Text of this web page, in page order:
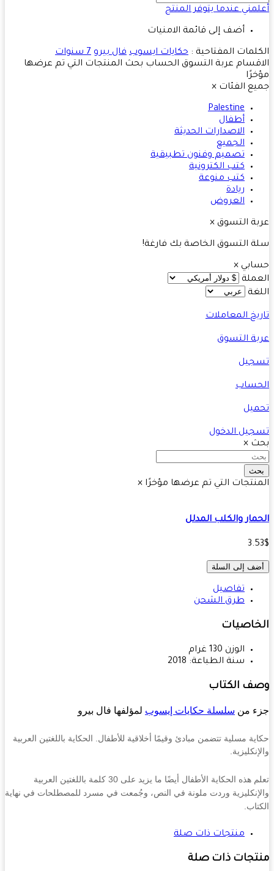
عندما يتوفر المنتج
أضف إلى قائمة الامنيات
المفتاحية :حكايات ايسوب فال بيرو 7 سنوات
عربة التسوق الحساب بحث المنتجات التي تم عرضها
الفئات ×
Palestine
أطفال
الاصدارات الحديثة
الجميع
تصميم وفنون تطبيقية
كتب الكترونية
كتب منوعة
ريادة
العروض
التسوق ×
التسوق الخاصة بك فارغة!
×
المعاملات
التسوق
الدخول
×
التي تم عرضها مؤخرًا ×
والكلب المدلل
إلى السلة
تفاصيل
طرق الشحن
الوزن 130 غرام
سنة الطباعة: 2018
الكتاب
من سلسلة حكايات إيسوبلمؤلفها فال بيرو
مسلية تتضمن مبادئ وقيمًا أخلاقية للأطفال. الحكاية باللغتين العربية
تعلم هذه الحكاية الأطفال أيضًا ما يزيد على 30 كلمة باللغتين العربية
وردت ملونة في النص، وجُمعت في مسرد للمصطلحات في نهاية
منتجات ذات صلة
ذات صلة